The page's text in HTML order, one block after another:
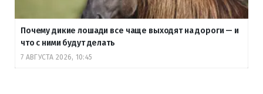
Почему дикие лошади все чаще выходят на дороги — и
что с ними будут делать
7 АВГУСТА 2026, 10:45